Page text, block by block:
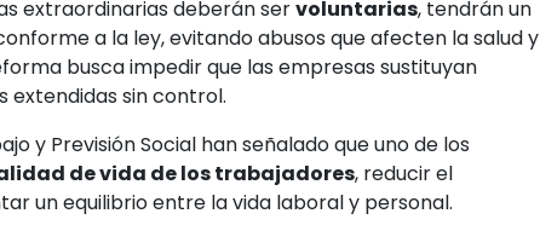
extraordinarias deberán servoluntarias, tendrán un
a la ley, evitando abusos que afecten la salud y
busca impedir que las empresas sustituyan
sin control.
y Previsión Social han señalado que uno de los
de vida de los trabajadores, reducir el
un equilibrio entre la vida laboral y personal.